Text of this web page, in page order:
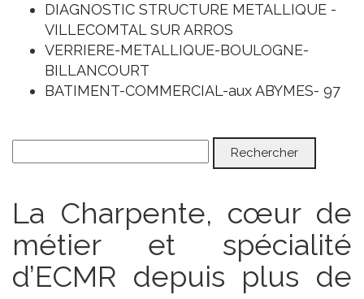
DIAGNOSTIC STRUCTURE METALLIQUE -
VILLECOMTAL SUR ARROS
VERRIERE-METALLIQUE-BOULOGNE-
BILLANCOURT
BATIMENT-COMMERCIAL-aux ABYMES- 97
La Charpente, cœur de
métier et spécialité
d’ECMR depuis plus de